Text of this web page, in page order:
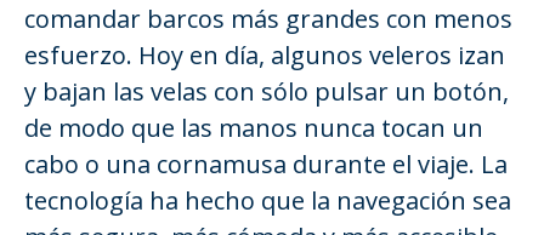
comandar barcos más grandes con menos
esfuerzo. Hoy en día, algunos veleros izan
y bajan las velas con sólo pulsar un botón,
de modo que las manos nunca tocan un
cabo o una cornamusa durante el viaje. La
tecnología ha hecho que la navegación sea